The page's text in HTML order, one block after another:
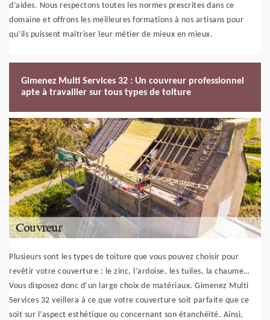
d’aides. Nous respectons toutes les normes prescrites dans ce
domaine et offrons les meilleures formations à nos artisans pour
qu’ils puissent maitriser leur métier de mieux en mieux.
Gimenez Multi Services 32 : Un couvreur professionnel
apte à travailler sur tous types de toiture
Plusieurs sont les types de toiture que vous pouvez choisir pour
revêtir votre couverture : le zinc, l’ardoise, les tuiles, la chaume…
Vous disposez donc d’un large choix de matériaux. Gimenez Multi
Services 32 veillera à ce que votre couverture soit parfaite que ce
soit sur l’aspect esthétique ou concernant son étanchéité. Ainsi,